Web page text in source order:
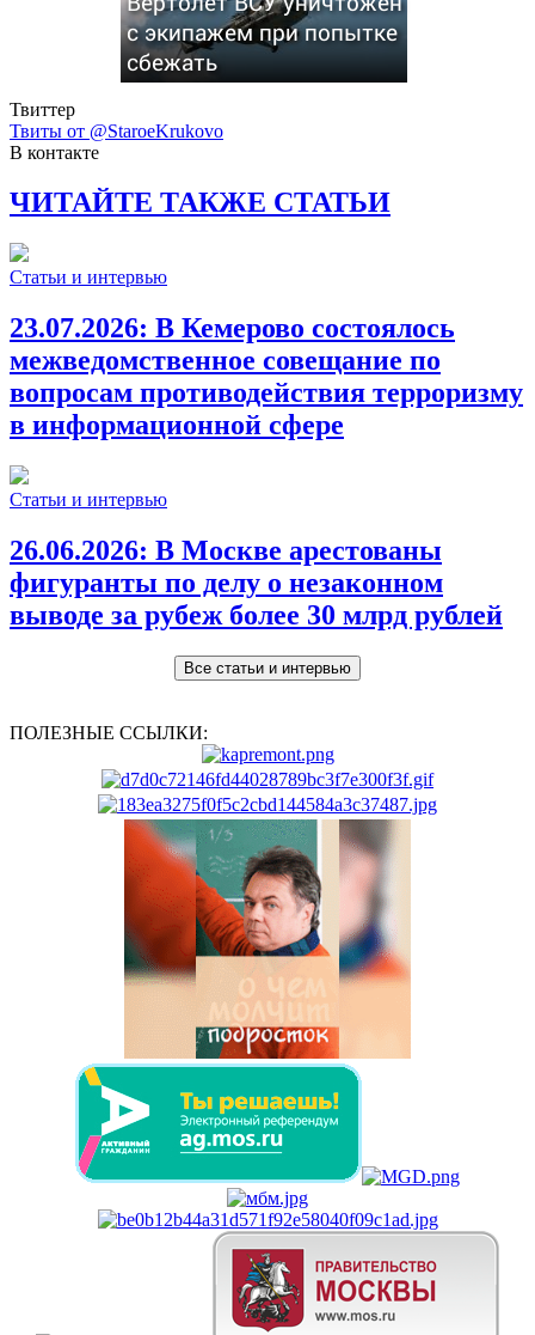
с экипажем при попытке
сбежать
Твиттер
Твиты от @StaroeKrukovo
В контакте
ЧИТАЙТЕ ТАКЖЕ СТАТЬИ
Статьи и интервью
23.07.2026: В Кемерово состоялось
межведомственное совещание по
вопросам противодействия терроризму
в информационной сфере
Статьи и интервью
26.06.2026: В Москве арестованы
фигуранты по делу о незаконном
выводе за рубеж более 30 млрд рублей
Все статьи и интервью
ПОЛЕЗНЫЕ ССЫЛКИ: